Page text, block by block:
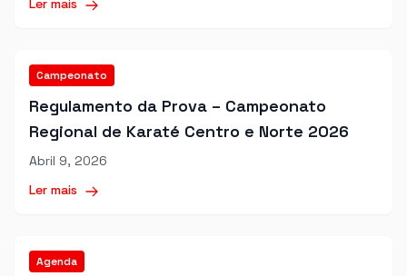
Ler mais
Campeonato
Regulamento da Prova – Campeonato
Regional de Karaté Centro e Norte 2026
Abril 9, 2026
Ler mais
Agenda